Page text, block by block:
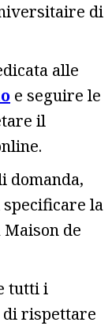
di
alle
e seguire le
il
domanda,
la
de
tutti i
rispettare